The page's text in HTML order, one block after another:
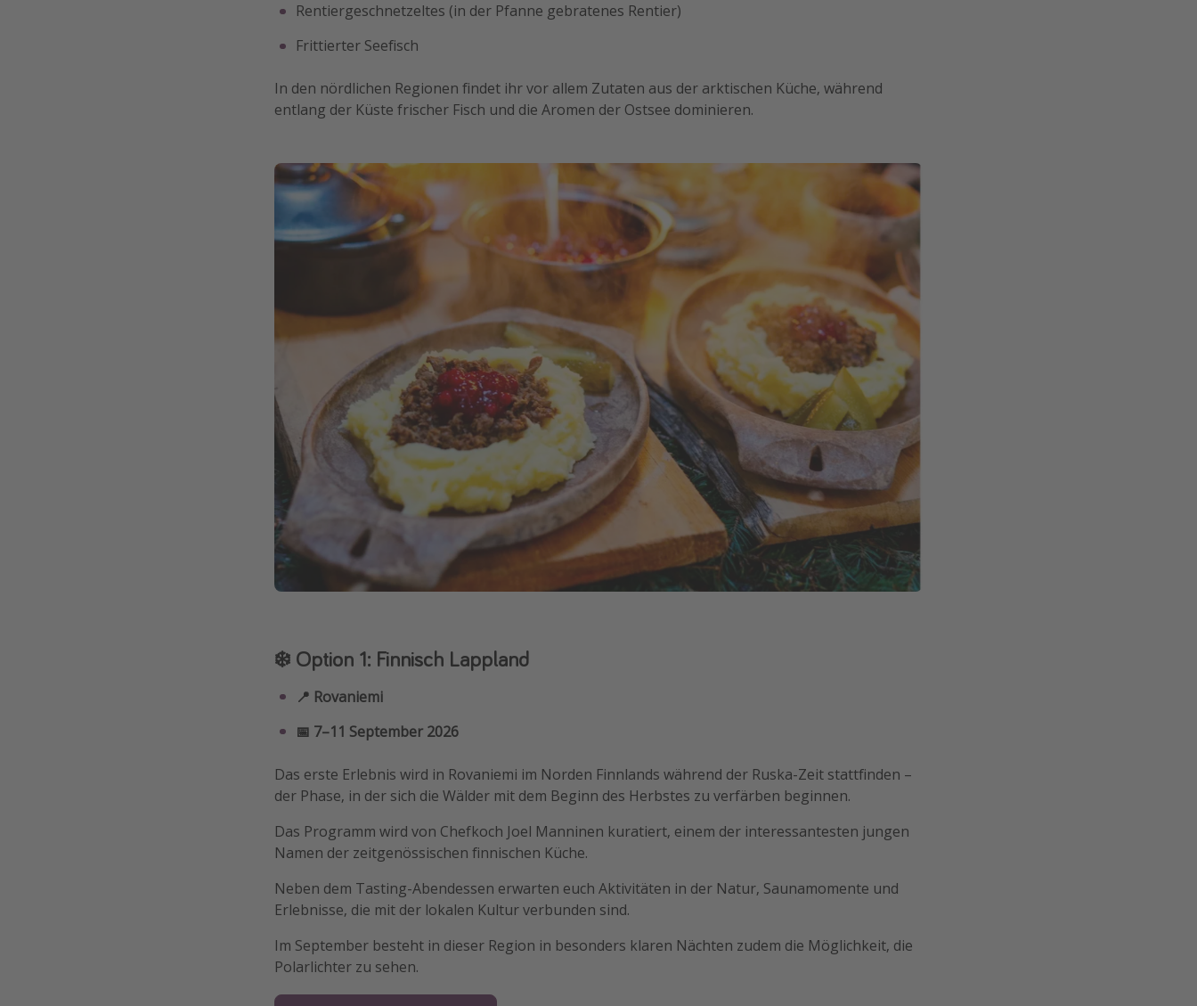
Rentiergeschnetzeltes (in der Pfanne gebratenes Rentier)
Frittierter Seefisch
In den nördlichen Regionen findet ihr vor allem Zutaten aus der arktischen Küche, während
entlang der Küste frischer Fisch und die Aromen der Ostsee dominieren.
❄️ Option 1: Finnisch Lappland
📍 Rovaniemi
📅 7–11 September 2026
Das erste Erlebnis wird in Rovaniemi im Norden Finnlands während der Ruska-Zeit stattfinden –
der Phase, in der sich die Wälder mit dem Beginn des Herbstes zu verfärben beginnen.
Das Programm wird von Chefkoch Joel Manninen kuratiert, einem der interessantesten jungen
Namen der zeitgenössischen finnischen Küche.
Neben dem Tasting-Abendessen erwarten euch Aktivitäten in der Natur, Saunamomente und
Erlebnisse, die mit der lokalen Kultur verbunden sind.
Im September besteht in dieser Region in besonders klaren Nächten zudem die Möglichkeit, die
Polarlichter zu sehen.